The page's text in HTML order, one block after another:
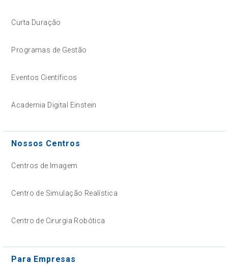
Curta Duração
Programas de Gestão
Eventos Científicos
Academia Digital Einstein
Nossos Centros
Centros de Imagem
Centro de Simulação Realística
Centro de Cirurgia Robótica
Para Empresas